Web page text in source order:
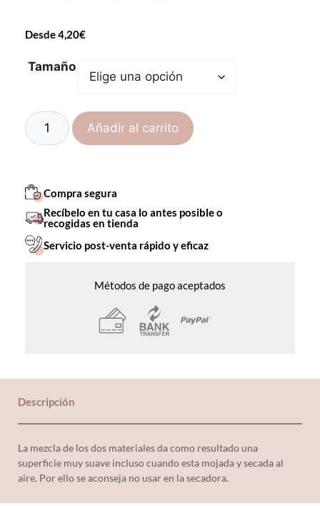
Desde4,20€
Tamaño
Añadir al carrito
Compra segura
Recíbelo en tu casa lo antes posible o
recogidas en tienda
Servicio post-venta rápido y eficaz
Métodos de pago aceptados
Descripción
La mezcla de los dos materiales da como resultado una
superficie muy suave incluso cuando esta mojada y secada al
aire. Por ello se aconseja no usar en la secadora.